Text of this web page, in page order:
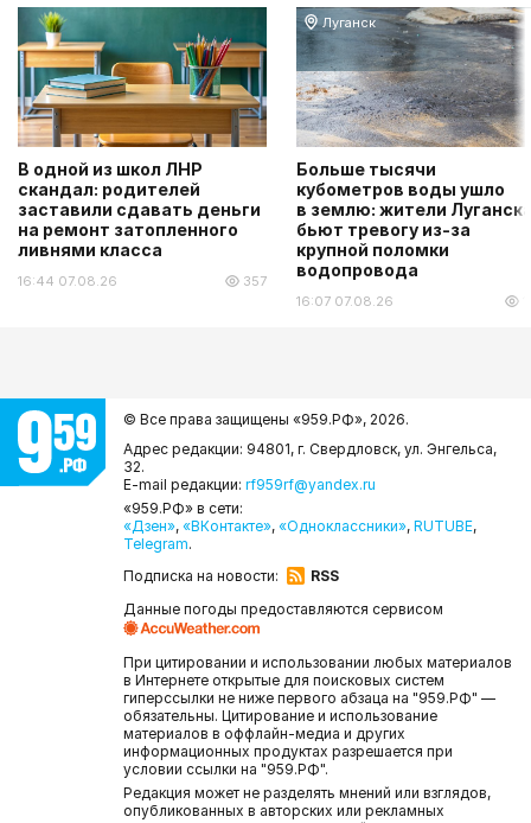
В одной из школ ЛНР
скандал: родителей
заставили сдавать деньги
на ремонт затопленного
ливнями класса
16:44 07.08.26 357
Луганск
Больше тысячи
кубометров воды ушло
в землю: жители
бьют тревогу из-за
крупной поломки
водопровода
16:07 07.08.26
© Все права защищены «959.РФ», 2026.
Адрес редакции: 94801, г. Свердловск, ул. Энгельса,
32.
E-mail редакции: rf959rf@yandex.ru
«959.РФ» в сети:
«Дзен», «ВКонтакте», «Одноклассники», RUTUBE,
Telegram.
Подписка на новости:
RSS
Данные погоды предоставляются сервисом
При цитировании и использовании любых материалов
в Интернете открытые для поисковых систем
гиперссылки не ниже первого абзаца на "959.РФ" —
обязательны. Цитирование и использование
материалов в оффлайн-медиа и других
информационных продуктах разрешается при
условии ссылки на "959.РФ".
Редакция может не разделять мнений или взглядов,
опубликованных в авторских или рекламных